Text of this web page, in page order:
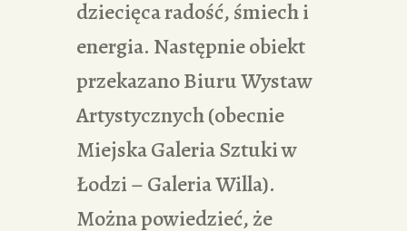
dziecięca radość, śmiech i
energia. Następnie obiekt
przekazano Biuru Wystaw
Artystycznych (obecnie
Miejska Galeria Sztuki w
Łodzi – Galeria Willa).
Można powiedzieć, że